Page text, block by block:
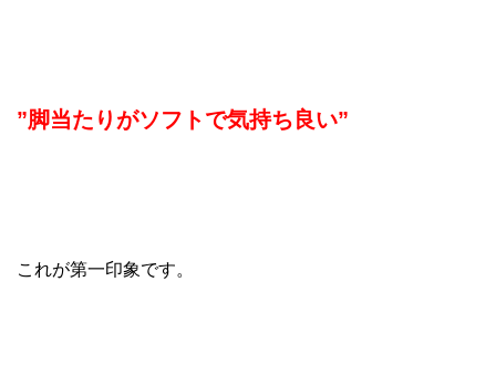
”脚当たりがソフトで気持ち良い”
これが第一印象です。